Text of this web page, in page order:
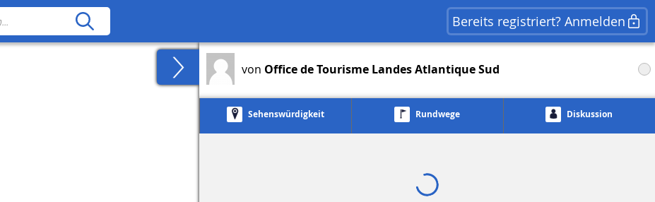
Bereits registriert? Anmelden
von Office de Tourisme Landes Atlantique Sud
Sehenswürdigkeit Rundwege Diskussion